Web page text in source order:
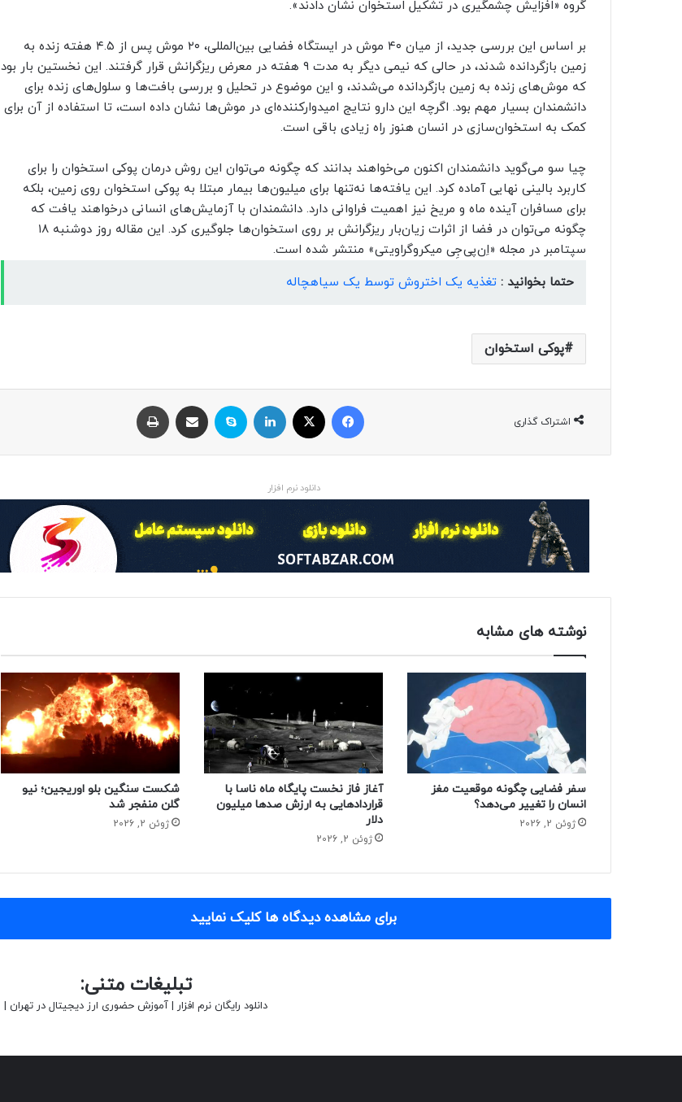
گروه «افزایش چشمگیری در تشکیل استخوان نشان دادند».
بر اساس این بررسی جدید، از میان ۴۰ موش در ایستگاه فضایی بین‌المللی، ۲۰ موش پس از ۴.۵ هفته زنده به
زمین بازگردانده شدند، در حالی که نیمی دیگر به مدت ۹ هفته در معرض ریزگرانش قرار گرفتند. این نخستین بار بود
که موش‌های زنده به زمین بازگردانده می‌شدند، و این موضوع در تحلیل و بررسی بافت‌ها و سلول‌های زنده برای
دانشمندان بسیار مهم بود. اگرچه این دارو نتایج امیدوارکننده‌ای در موش‌ها نشان داده است، تا استفاده از آن برای
کمک به استخوان‌سازی در انسان هنوز راه زیادی باقی است.
چیا سو می‌گوید دانشمندان اکنون می‌خواهند بدانند که چگونه می‌توان این روش درمان پوکی استخوان را برای
کاربرد بالینی نهایی آماده کرد. این یافته‌ها نه‌تنها برای میلیون‌ها بیمار مبتلا به پوکی استخوان روی زمین، بلکه
برای مسافران آینده ماه و مریخ نیز اهمیت فراوانی دارد. دانشمندان با آزمایش‌های انسانی درخواهند یافت که
چگونه می‌توان در فضا از اثرات زیان‌بار ریزگرانش بر روی استخوان‌ها جلوگیری کرد. این مقاله‌ روز دوشنبه ۱۸
سپتامبر در مجله «اِن‌پی‌جِی میکروگراویتی» منتشر شده است.
حتما بخوانید : تغذیه یک اختروش توسط یک سیاهچاله
پوکی استخوان
اشتراک گذاری
ایکس
دانلود نرم افزار
نوشته های مشابه
سفر فضایی چگونه موقعیت مغز
انسان را تغییر می‌دهد؟
ژوئن 2, 2026
آغاز فاز نخست پایگاه ماه ناسا با
قراردادهایی به ارزش صدها میلیون
دلار
ژوئن 2, 2026
شکست سنگین بلو اوریجین؛ نیو
گلن منفجر شد
ژوئن 2, 2026
برای مشاهده دیدگاه ها کلیک نمایید
تبلیغات متنی:
دانلود رایگان نرم افزار آموزش حضوری ارز دیجیتال در تهران